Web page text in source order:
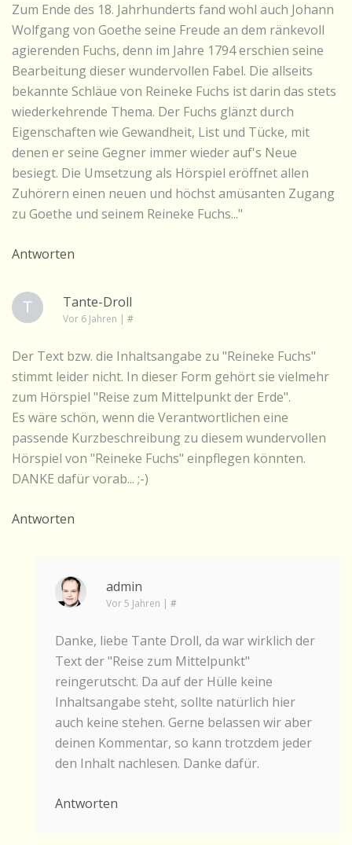
Zum Ende des 18. Jahrhunderts fand wohl auch Johann
Wolfgang von Goethe seine Freude an dem ränkevoll
agierenden Fuchs, denn im Jahre 1794 erschien seine
Bearbeitung dieser wundervollen Fabel. Die allseits
bekannte Schläue von Reineke Fuchs ist darin das stets
wiederkehrende Thema. Der Fuchs glänzt durch
Eigenschaften wie Gewandheit, List und Tücke, mit
denen er seine Gegner immer wieder auf's Neue
besiegt. Die Umsetzung als Hörspiel eröffnet allen
Zuhörern einen neuen und höchst amüsanten Zugang
zu Goethe und seinem Reineke Fuchs..."
Antworten
Tante-Droll
Vor 6 Jahren | #
Der Text bzw. die Inhaltsangabe zu "Reineke Fuchs"
stimmt leider nicht. In dieser Form gehört sie vielmehr
zum Hörspiel "Reise zum Mittelpunkt der Erde".
Es wäre schön, wenn die Verantwortlichen eine
passende Kurzbeschreibung zu diesem wundervollen
Hörspiel von "Reineke Fuchs" einpflegen könnten.
DANKE dafür vorab... ;-)
Antworten
admin
Vor 5 Jahren | #
Danke, liebe Tante Droll, da war wirklich der
Text der "Reise zum Mittelpunkt"
reingerutscht. Da auf der Hülle keine
Inhaltsangabe steht, sollte natürlich hier
auch keine stehen. Gerne belassen wir aber
deinen Kommentar, so kann trotzdem jeder
den Inhalt nachlesen. Danke dafür.
Antworten